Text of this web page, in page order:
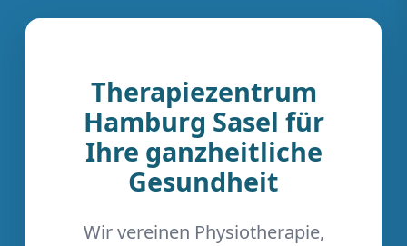
Therapiezentrum
Hamburg Sasel für
Ihre ganzheitliche
Gesundheit
Wir vereinen Physiotherapie,